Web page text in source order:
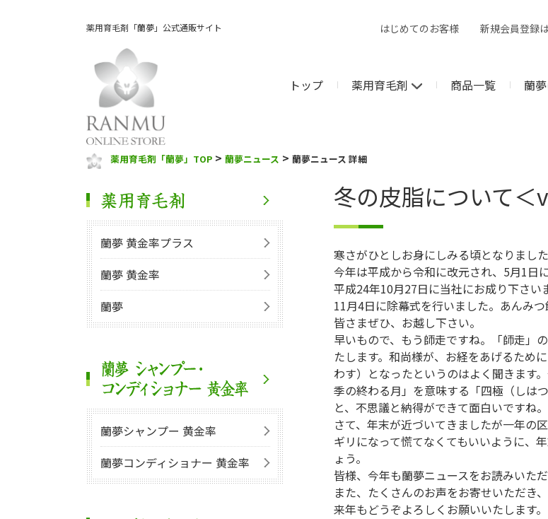
薬用育毛剤「蘭夢」公式通販サイト はじめてのお客様 新規会員登録
トップ 薬用育毛剤 商品一覧 蘭
薬用育毛剤「蘭夢」TOP >蘭夢ニュース >蘭夢ニュース 詳細
蘭夢 黄金率プラス
蘭夢 黄金率
蘭夢
蘭夢シャンプー 黄金率
蘭夢コンディショナー 黄金率
冬の皮脂について＜
寒さがひとしお身にしみる頃となりまし
今年は平成から令和に改元され、5月1日
平成24年10月27日に当社にお成り下さい
11月4日に除幕式を行いました。あんみ
皆さまぜひ、お越し下さい。
早いもので、もう師走ですね。「師走」
たします。和尚様が、お経をあげるため
わす）となったというのはよく聞きます
季の終わる月」を意味する「四極（しは
と、不思議と納得ができて面白いですね。
さて、年末が近づいてきましたが一年の
ギリになって慌てなくてもいいように、
ょう。
皆様、今年も蘭夢ニュースをお読みいた
また、たくさんのお声をお寄せいただき
来年もどうぞよろしくお願いいたします。